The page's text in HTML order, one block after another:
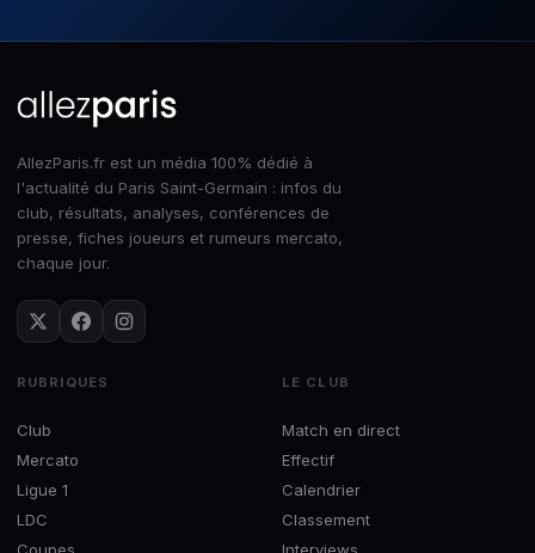
AllezParis.fr est un média 100% dédié à
l'actualité du Paris Saint-Germain : infos du
club, résultats, analyses, conférences de
presse, fiches joueurs et rumeurs mercato,
chaque jour.
RUBRIQUES
Club
Mercato
Ligue 1
LDC
Coupes
LE CLUB
Match en direct
Effectif
Calendrier
Classement
Interviews